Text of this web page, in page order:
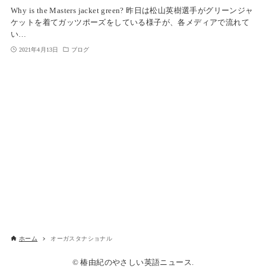
Why is the Masters jacket green? 昨日は松山英樹選手がグリーンジャ
ケットを着てガッツポーズをしている様子が、各メディアで流れて
い…
2021年4月13日 ブログ
ホーム オーガスタナショナル
© 椿由紀のやさしい英語ニュース.